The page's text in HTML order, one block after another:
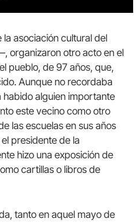
la asociación cultural del
organizaron otro acto en el
pueblo, de 97 años, que,
Aunque no recordaba
habido alguien importante
este vecino como otro
las escuelas en sus años
presidente de la
hizo una exposición de
cartillas o libros de
tanto en aquel mayo de